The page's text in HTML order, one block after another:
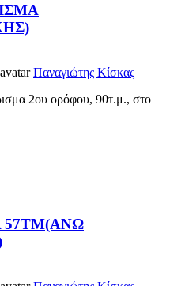
Παναγιώτης Κίσκας
2ου ορόφου, 90τ.μ., στο
57ΤΜ(ΑΝΩ